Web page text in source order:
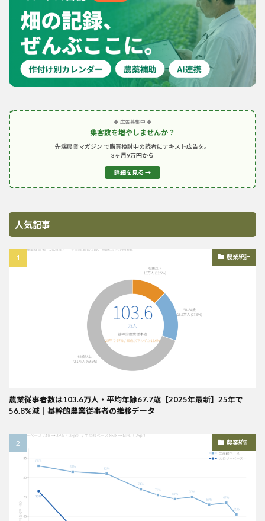
◆ 広告募集中 ◆
集客数を増やしませんか？
先端農業マガジン で購買検討中の読者にテキスト広告を。
3ヶ月9万円から
詳細を見る →
人気記事
農業統計
農業従事者数は103.6万人・平均年齢67.7歳【2025年最新】25年で
56.8%減｜基幹的農業従事者の推移データ
農業統計